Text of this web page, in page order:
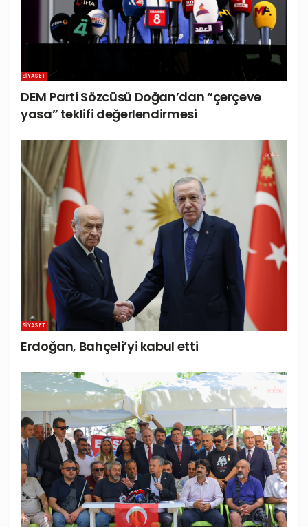
SIYASET
DEM Parti Sözcüsü Doğan’dan “çerçeve
yasa” teklifi değerlendirmesi
SIYASET
Erdoğan, Bahçeli’yi kabul etti